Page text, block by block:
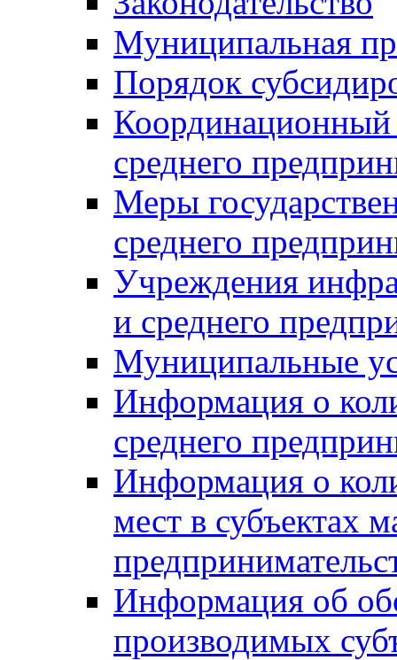
Муниципальная
Порядок
Координационный
среднего
Меры
среднего
Учреждения
и среднего
Муниципальные
Информация о
среднего
Информация о
мест в субъектах
Информация об
производимых